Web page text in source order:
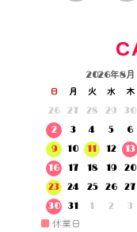
2026年8月
日 月 火 水 木
26
27 28 29 30
2
3 4 5 6
9
10 11 12 13
16
17 18 19 20
23
24 25 26 27
30
31 1 2 3
■ 休業日